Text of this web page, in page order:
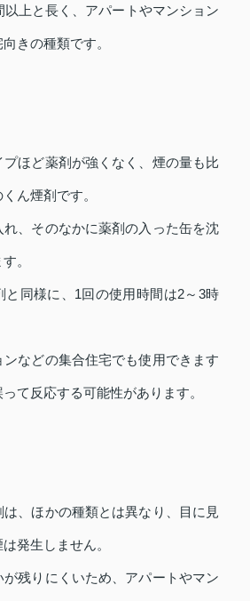
上と長く、アパートやマンション
きの種類です。
ほど薬剤が強くなく、煙の量も比
ん煙剤です。
、そのなかに薬剤の入った缶を沈
。
と同様に、1回の使用時間は2～3時
などの集合住宅でも使用できます
て反応する可能性があります。
、ほかの種類とは異なり、目に見
発生しません。
が残りにくいため、アパートやマン